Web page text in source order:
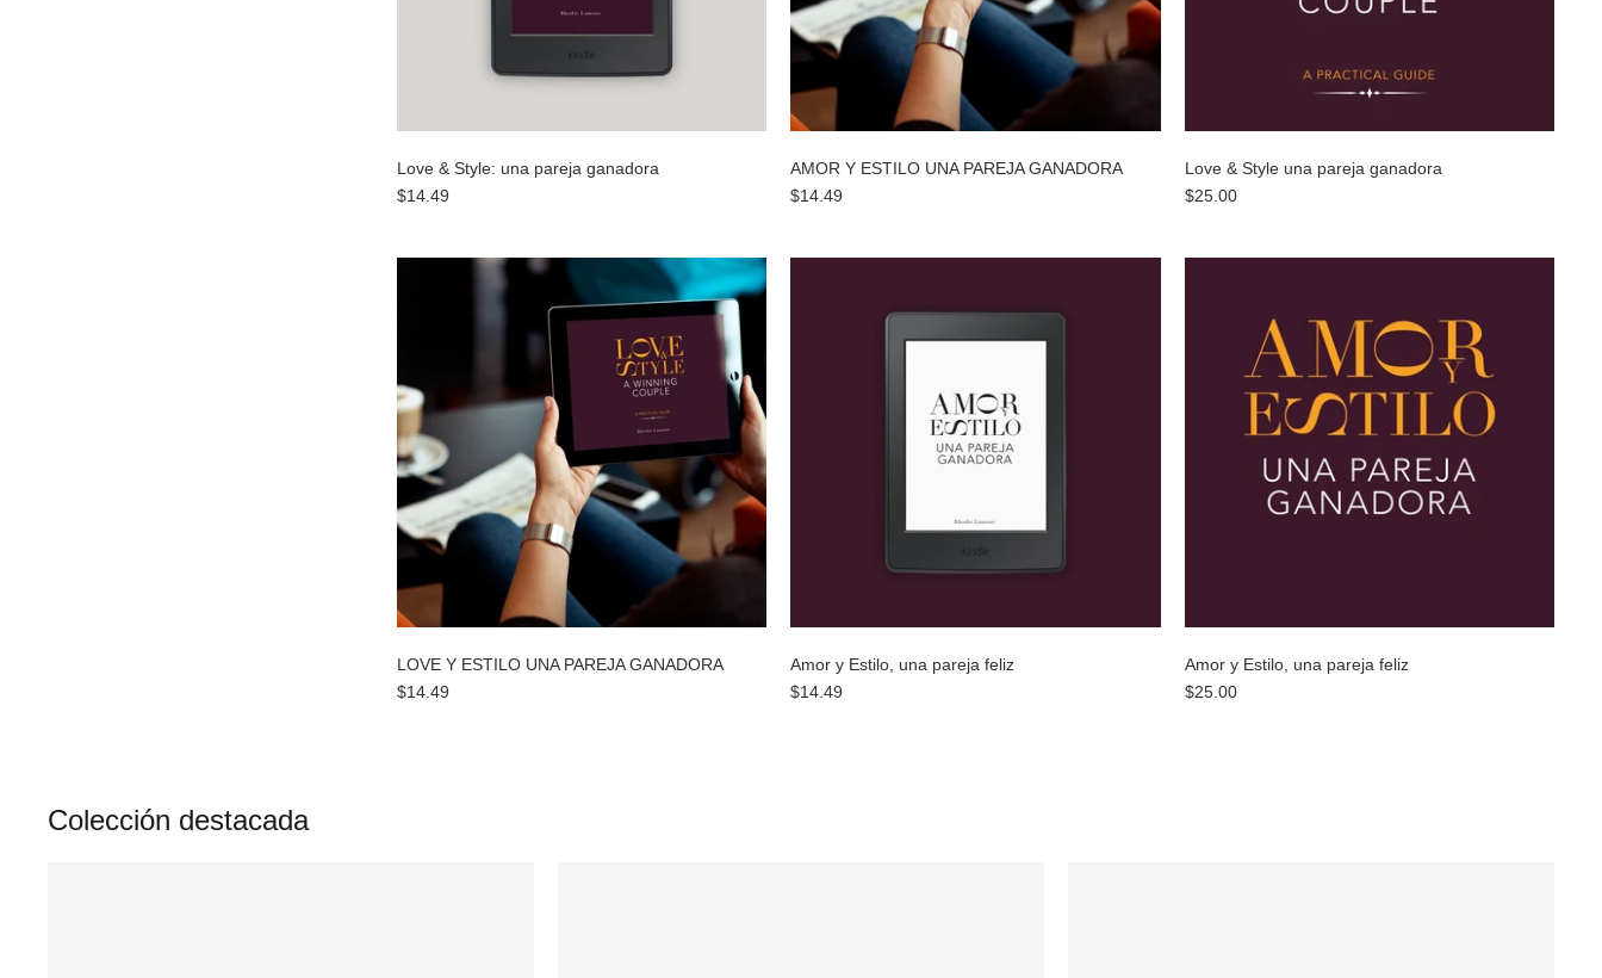
Love & Style: una pareja ganadora
$14.49
AMOR Y ESTILO UNA PAREJA GANADORA
$14.49
Love & Style una pareja ganadora
$25.00
LOVE Y ESTILO UNA PAREJA GANADORA
$14.49
Amor y Estilo, una pareja feliz
$14.49
Amor y Estilo, una pareja feliz
$25.00
Colección destacada